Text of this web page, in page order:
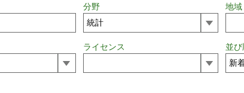
分野 地域
ライセンス 並び